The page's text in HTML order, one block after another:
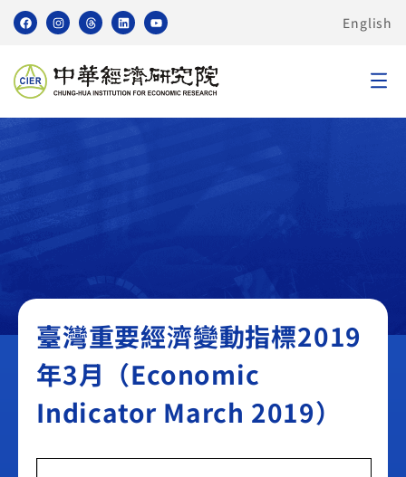
English
臺灣重要經濟變動指標 TEI
臺灣重要經濟變動指標2019
年3月（Economic
Indicator March 2019）